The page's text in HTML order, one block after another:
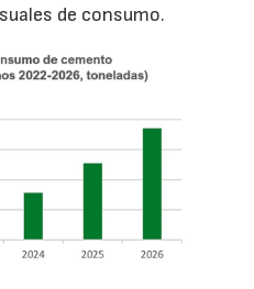
de consumo.